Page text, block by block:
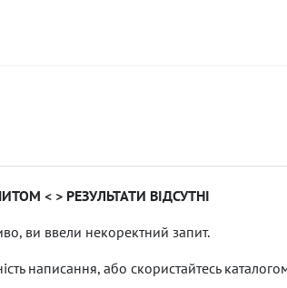
< > РЕЗУЛЬТАТИ ВІДСУТНІ
ви ввели некоректний запит.
написання, або скористайтесь